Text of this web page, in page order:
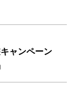
ャンペーン